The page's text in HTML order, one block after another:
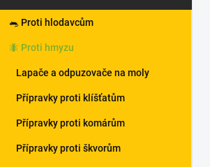
🐀 Proti hlodavcům
🐜 Proti hmyzu
Lapače a odpuzovače na moly
Přípravky proti klíšťatům
Přípravky proti komárům
Přípravky proti škvorům